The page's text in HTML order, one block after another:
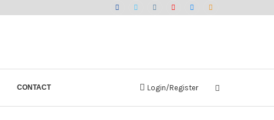
CONTACT Login/Register